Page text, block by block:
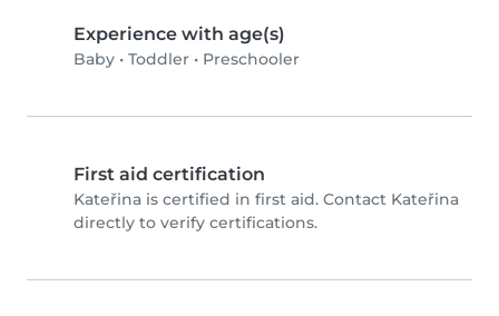
Experience with age(s)
Baby • Toddler • Preschooler
First aid certification
Kateřina is certified in first aid. Contact Kateřina
directly to verify certifications.